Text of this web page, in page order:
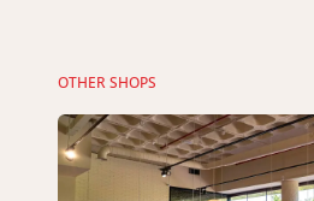
OTHER SHOPS